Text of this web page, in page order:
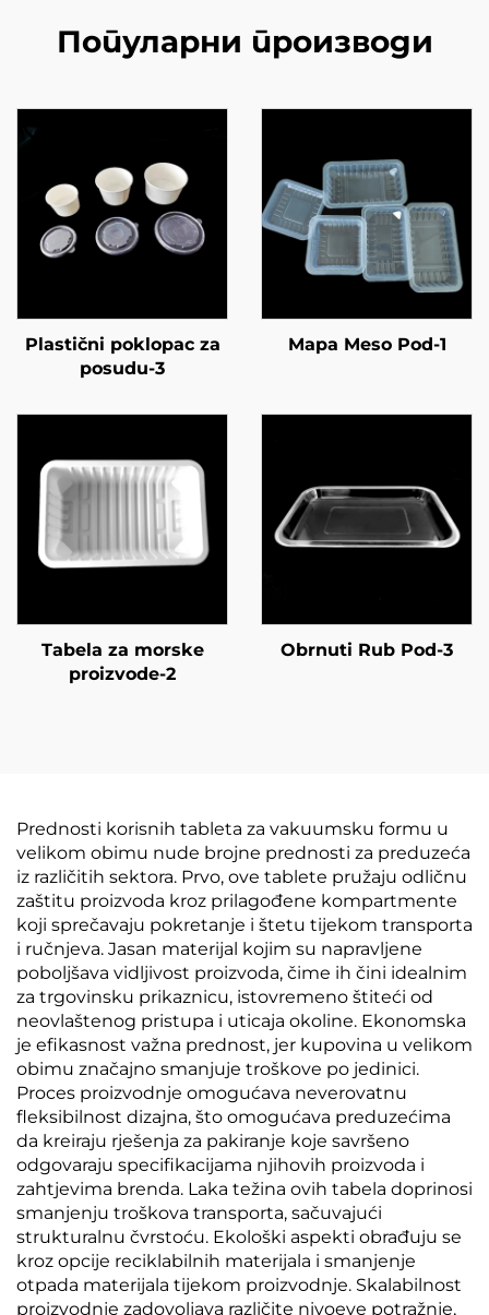
Популарни производи
Plastični poklopac za
posudu-3
Mapa Meso Pod-1
Tabela za morske
proizvode-2
Obrnuti Rub Pod-3
Prednosti korisnih tableta za vakuumsku formu u
velikom obimu nude brojne prednosti za preduzeća
iz različitih sektora. Prvo, ove tablete pružaju odličnu
zaštitu proizvoda kroz prilagođene kompartmente
koji sprečavaju pokretanje i štetu tijekom transporta
i ručnjeva. Jasan materijal kojim su napravljene
poboljšava vidljivost proizvoda, čime ih čini idealnim
za trgovinsku prikaznicu, istovremeno štiteći od
neovlaštenog pristupa i uticaja okoline. Ekonomska
je efikasnost važna prednost, jer kupovina u velikom
obimu značajno smanjuje troškove po jedinici.
Proces proizvodnje omogućava neverovatnu
fleksibilnost dizajna, što omogućava preduzećima
da kreiraju rješenja za pakiranje koje savršeno
odgovaraju specifikacijama njihovih proizvoda i
zahtjevima brenda. Laka težina ovih tabela doprinosi
smanjenju troškova transporta, sačuvajući
strukturalnu čvrstoću. Ekološki aspekti obrađuju se
kroz opcije reciklabilnih materijala i smanjenje
otpada materijala tijekom proizvodnje. Skalabilnost
proizvodnje zadovoljava različite nivoeve potražnje,